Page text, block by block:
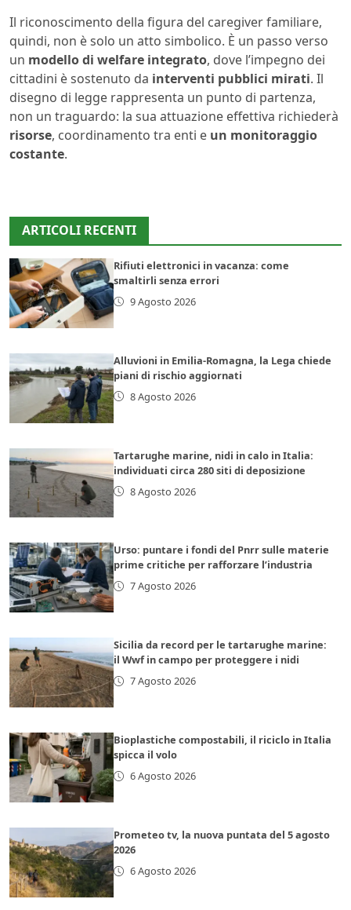
Il riconoscimento della figura del caregiver familiare,
quindi, non è solo un atto simbolico. È un passo verso
un modello di welfare integrato, dove l’impegno dei
cittadini è sostenuto da interventi pubblici mirati. Il
disegno di legge rappresenta un punto di partenza,
non un traguardo: la sua attuazione effettiva richiederà
risorse, coordinamento tra enti e un monitoraggio
costante.
ARTICOLI RECENTI
Rifiuti elettronici in vacanza: come
smaltirli senza errori
9 Agosto 2026
Alluvioni in Emilia-Romagna, la Lega chiede
piani di rischio aggiornati
8 Agosto 2026
Tartarughe marine, nidi in calo in Italia:
individuati circa 280 siti di deposizione
8 Agosto 2026
Urso: puntare i fondi del Pnrr sulle materie
prime critiche per rafforzare l’industria
7 Agosto 2026
Sicilia da record per le tartarughe marine:
il Wwf in campo per proteggere i nidi
7 Agosto 2026
Bioplastiche compostabili, il riciclo in Italia
spicca il volo
6 Agosto 2026
Prometeo tv, la nuova puntata del 5 agosto
2026
6 Agosto 2026